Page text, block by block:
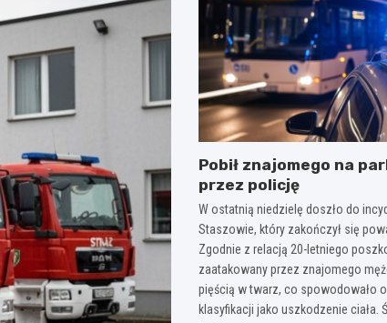
Pobił znajomego na
przez policję
W ostatnią niedzielę doszło do
Staszowie, który zakończył się
Zgodnie z relacją 20-letniego
zaatakowany przez znajomego
pięścią w twarz, co spowodowało
klasyfikacji jako uszkodzenie ciała.